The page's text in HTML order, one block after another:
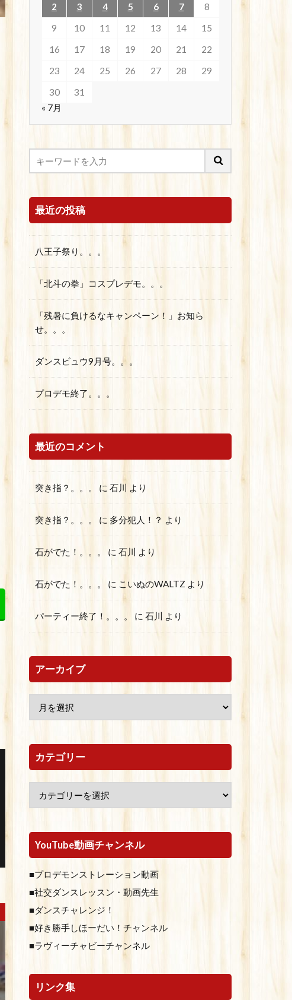
2
3 4 5 6 7
8
9
10 11 12 13 14
15
16
17 18 19 20 21
22
23
24 25 26 27 28
29
30
31
« 7月
最近の投稿
八王子祭り。。。
「北斗の拳」コスプレデモ。。。
「残暑に負けるなキャンペーン！」お知ら
せ。。。
ダンスビュウ9月号。。。
プロデモ終了。。。
最近のコメント
突き指？。。。 に 石川 より
突き指？。。。 に 多分犯人！？ より
石がでた！。。。 に 石川 より
石がでた！。。。 に こいぬのWALTZ より
パーティー終了！。。。 に 石川 より
アーカイブ
カテゴリー
YouTube動画チャンネル
■プロデモンストレーション動画
■社交ダンスレッスン・動画先生
■ダンスチャレンジ！
■好き勝手しほーだい！チャンネル
■ラヴィーチャビーチャンネル
リンク集